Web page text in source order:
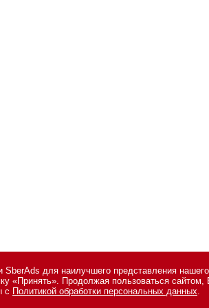
данных,информация об авторских
495 974-22-60 (доб. 1500). Факс: +7 495 974-
для наилучшего представления нашего
«Принять». Продолжая пользоваться
с Политикой обработки персональных данных.